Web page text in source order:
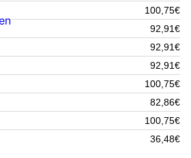
100,75€
92,91€
92,91€
92,91€
100,75€
82,86€
100,75€
36,48€